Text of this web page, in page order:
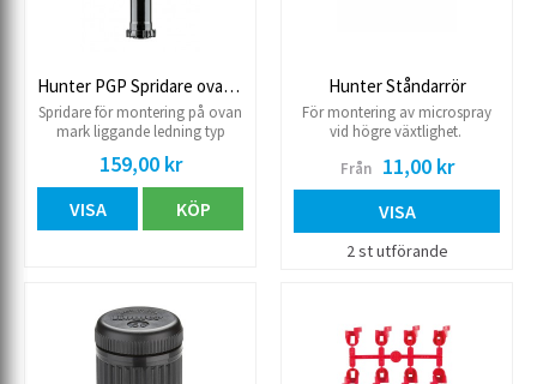
Hunter PGP Spridare ovan mark
Spridare för montering på ovan
mark liggande ledning typ
montera som
hoppuppspridare. Steglöst
ställbar 50° - 360° Levereras med
8 st munstycke och 4 st låg
backventil Injusteringsnyckel Art
666 krävs, köpes separat
159,00 kr
VISA KÖP
Hunter Ståndarrör
För montering av microspray
vid högre växtlighet.
Från
11,00 kr
VISA
2 st utförande